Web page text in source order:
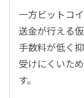
一方ビットコ
送金が行える
手数料が低く
受けにくいた
す。